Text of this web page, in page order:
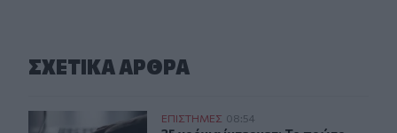
ΣΧΕΤΙΚA AΡΘΡΑ
35 χρόνια ίντερνετ: Το πρώτο website το οποίο
ΕΠΙΣΤΗΜΕΣ 08:54